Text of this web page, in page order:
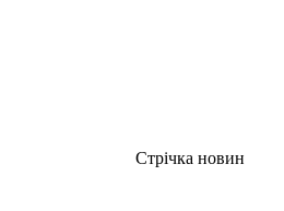
Стрічка новин